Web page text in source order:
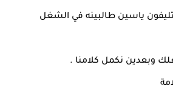
ياسين طالبينه في الشغل
وبعدين نكمل كلامنا .